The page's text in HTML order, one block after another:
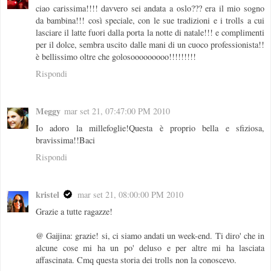
ciao carissima!!!! davvero sei andata a oslo??? era il mio sogno
da bambina!!! così speciale, con le sue tradizioni e i trolls a cui
lasciare il latte fuori dalla porta la notte di natale!!! e complimenti
per il dolce, sembra uscito dalle mani di un cuoco professionista!!
è bellissimo oltre che golosooooooooo!!!!!!!!!
Rispondi
Meggy mar set 21, 07:47:00 PM 2010
Io adoro la millefoglie!Questa è proprio bella e sfiziosa,
bravissima!!Baci
Rispondi
kristel
mar set 21, 08:00:00 PM 2010
Grazie a tutte ragazze!
@ Gaijina: grazie! si, ci siamo andati un week-end. Ti diro' che in
alcune cose mi ha un po' deluso e per altre mi ha lasciata
affascinata. Cmq questa storia dei trolls non la conoscevo.